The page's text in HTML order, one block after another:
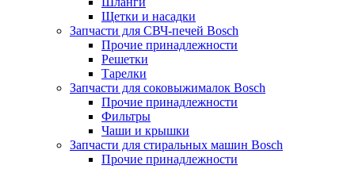
Щетки и насадки
Запчасти для СВЧ-печей Bosch
Прочие принадлежности
Решетки
Тарелки
Запчасти для соковыжималок Bosch
Прочие принадлежности
Фильтры
Чаши и крышки
Запчасти для стиральных машин Bosch
Прочие принадлежности